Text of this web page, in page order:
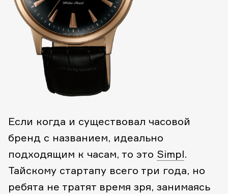
Если когда и существовал часовой
бренд с названием, идеально
подходящим к часам, то это Simpl.
Тайскому стартапу всего три года, но
ребята не тратят время зря, занимаясь